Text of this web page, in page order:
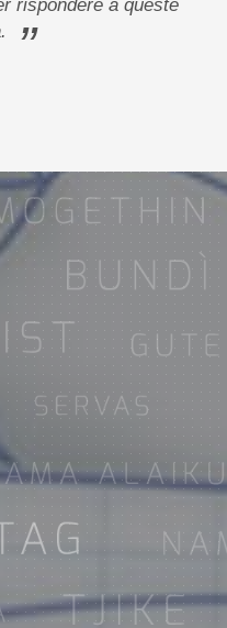
rispondere a queste
”